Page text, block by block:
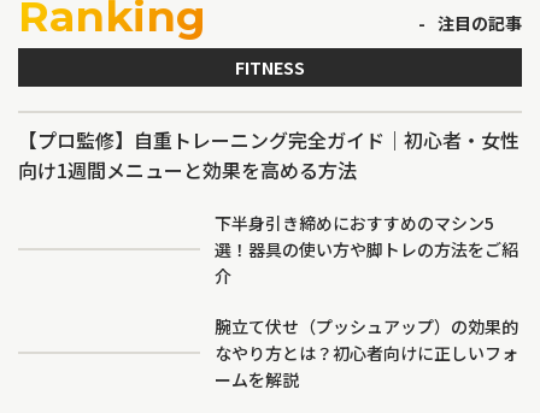
Ranking
注目の記事
FITNESS
【プロ監修】自重トレーニング完全ガイド｜初心者・女性
向け1週間メニューと効果を高める方法
下半身引き締めにおすすめのマシン5
選！器具の使い方や脚トレの方法をご紹
介
腕立て伏せ（プッシュアップ）の効果的
なやり方とは？初心者向けに正しいフォ
ームを解説